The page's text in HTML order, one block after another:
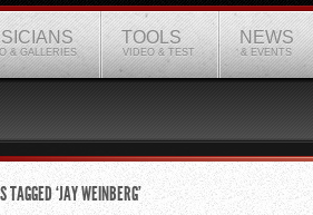
& GALLERIES
TOOLS
VIDEO & TEST
NEWS
& EVENTS
TAGGED ‘JAY WEINBERG’